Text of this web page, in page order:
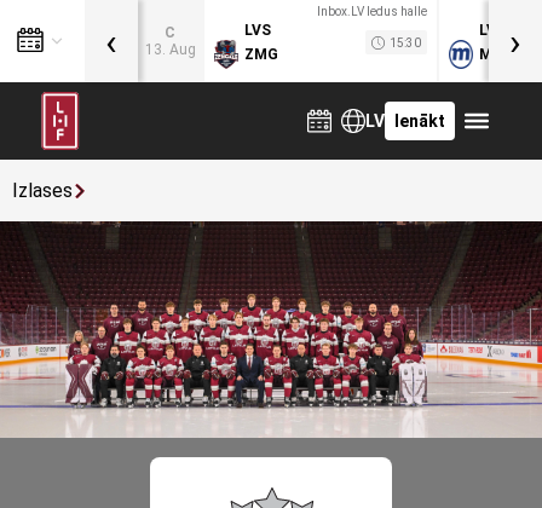
C
13. Aug
Inbox.LV ledus halle
LVS
ZMG
15:30
LVB
MOG
‹ ›
LV Ienākt
Izlases